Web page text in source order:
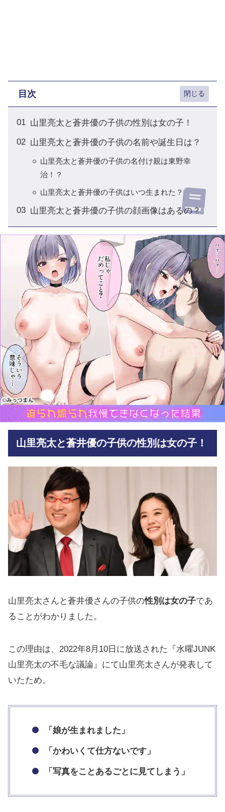
目次
山里亮太と蒼井優の子供の性別は女の子！
山里亮太と蒼井優の子供の名前や誕生日は？
山里亮太と蒼井優の子供の名付け親は東野幸
治！？
山里亮太と蒼井優の子供はいつ生まれた？
山里亮太と蒼井優の子供の顔画像はあるの？
山里亮太と蒼井優の子供の性別は女の子！
山里亮太さんと蒼井優さんの子供の性別は女の子であ
ることがわかりました。
この理由は、2022年8月10日に放送された『水曜JUNK
山里亮太の不毛な議論』にて山里亮太さんが発表して
いたため。
「娘が生まれました」
「かわいくて仕方ないです」
「写真をことあるごとに見てしまう」